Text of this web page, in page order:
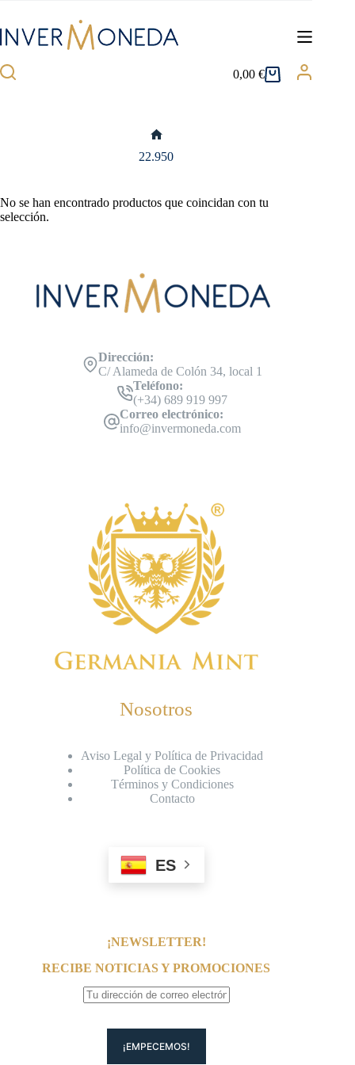
contenido
Carro
0,00€
22.950
No se han encontrado productos que coincidan con tu
selección.
Dirección:
C/ Alameda de Colón 34, local 1
Teléfono:
(+34) 689 919 997
Correo electrónico:
info@invermoneda.com
Nosotros
Aviso Legal y Política de Privacidad
Política de Cookies
Términos y Condiciones
Contacto
ES
¡NEWSLETTER!
RECIBE NOTICIAS Y PROMOCIONES